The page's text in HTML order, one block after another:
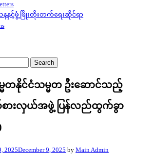
နှင့်ဖွံ့ဖြိုးတိုးတက်ရေးဆိုင်ရာ
တနိုင်ငံသမ္မတ ဦးဆောင်သည့်
ားလှယ်အဖွဲ့ ပြန်လည်ထွက်ခွာ
2025December 9, 2025 by Main Admin